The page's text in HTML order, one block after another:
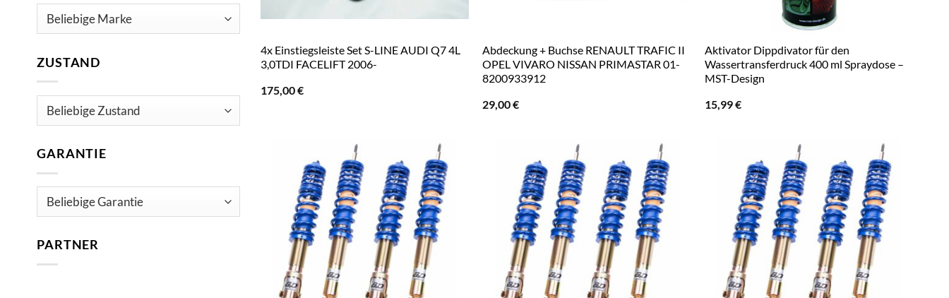
ZUSTAND
GARANTIE
PARTNER
4x Einstiegsleiste Set S-LINE AUDI Q7 4L
3,0TDI FACELIFT 2006-
175,00€
Abdeckung + Buchse RENAULT TRAFIC II
OPEL VIVARO NISSAN PRIMASTAR 01-
8200933912
29,00€
Aktivator Dippdivator für den
Wassertransferdruck 400 ml Spraydose –
MST-Design
15,99€